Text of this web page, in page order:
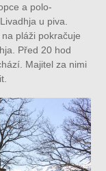
a polo-
u piva.
pláži pokračuje
Před 20 hod
Majitel za nimi